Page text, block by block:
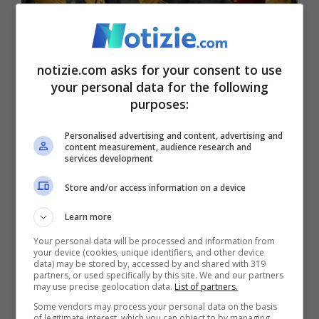
Solbakken è il primo colpo della Roma. Ora le uscite –
Dopo il colpo in entrata Solbakken, Tiago
al lavoro per sfoltire un po’ la rosa di
Mourinho. Al momento sul piede di
partenza sembrano esserciKarsdorpe
Shomurodov.Il primo è ormai ai ferri corti
notizie.com asks for your consent to use
your personal data for the following
purposes:
Personalised advertising and content, advertising and
content measurement, audience research and
services development
Store and/or access information on a device
Learn more
Your personal data will be processed and information from
your device (cookies, unique identifiers, and other device
data) may be stored by, accessed by and shared with 319
partners, or used specifically by this site. We and our partners
may use precise geolocation data. List of partners.
Some vendors may process your personal data on the basis